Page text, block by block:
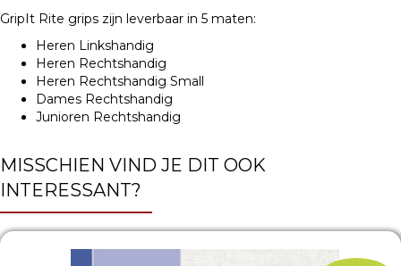
GripIt Rite grips zijn leverbaar in 5 maten:
Heren Linkshandig
Heren Rechtshandig
Heren Rechtshandig Small
Dames Rechtshandig
Junioren Rechtshandig
MISSCHIEN VIND JE DIT OOK
INTERESSANT?